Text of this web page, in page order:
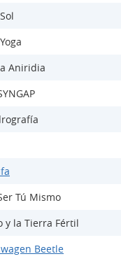
Aniridia
Tú Mismo
y la Tierra Fértil
Beetle